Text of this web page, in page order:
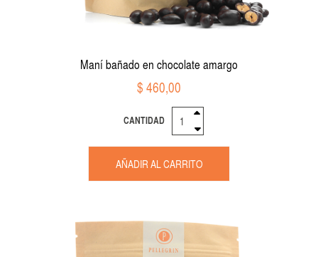
Maní bañado en chocolate amargo
$ 460,00
CANTIDAD
AÑADIR AL CARRITO